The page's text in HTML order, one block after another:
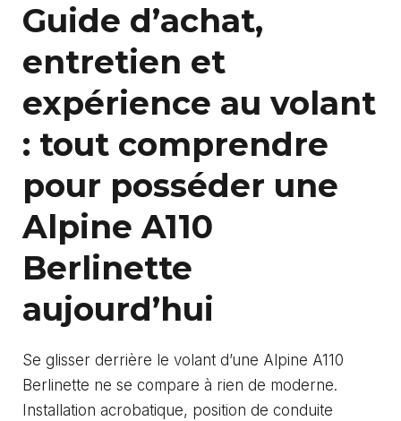
Guide d’achat,
entretien et
expérience au volant
: tout comprendre
pour posséder une
Alpine A110
Berlinette
aujourd’hui
Se glisser derrière le volant d’une Alpine A110
Berlinette ne se compare à rien de moderne.
Installation acrobatique, position de conduite